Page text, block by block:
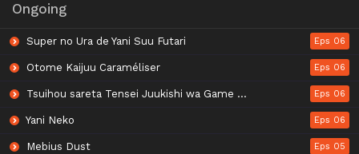
Ongoing
Super no Ura de Yani Suu Futari Eps 06
Otome Kaijuu Caraméliser Eps 06
Tsuihou sareta Tensei Juukishi wa Game Chishiki de Musou suru Eps 06
Yani Neko Eps 06
Mebius Dust Eps 05